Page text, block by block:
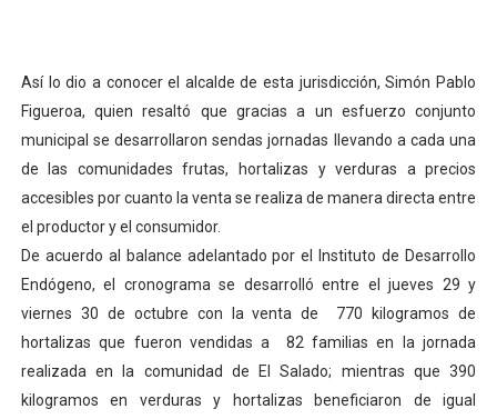
Fundecem inició con éxito el taller vacacional de
El Lactario del Iahula celebra la Semana Mundial de la
Plan Vacacional "Venezuela Ríe 2026" brinda
Iniciación al yoga reúne a diversos clubes deportivos
Mincomunas impulsa el autogobierno en Mérida con
Expertos inspeccionan espacios del OAN para la
Así lo dio a conocer el alcalde de esta jurisdicción, Simón Pablo
Figueroa, quien resaltó que gracias a un esfuerzo conjunto
municipal se desarrollaron sendas jornadas llevando a cada una
de las comunidades frutas, hortalizas y verduras a precios
accesibles por cuanto la venta se realiza de manera directa entre
el productor y el consumidor.
De acuerdo al balance adelantado por el Instituto de Desarrollo
Endógeno, el cronograma se desarrolló entre el jueves 29 y
viernes 30 de octubre con la venta de 770 kilogramos de
hortalizas que fueron vendidas a 82 familias en la jornada
realizada en la comunidad de El Salado; mientras que 390
kilogramos en verduras y hortalizas beneficiaron de igual